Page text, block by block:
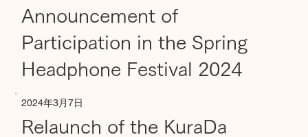
Announcement of
Participation in the Spring
Headphone Festival 2024
2024年3月7日
Relaunch of the KuraDa